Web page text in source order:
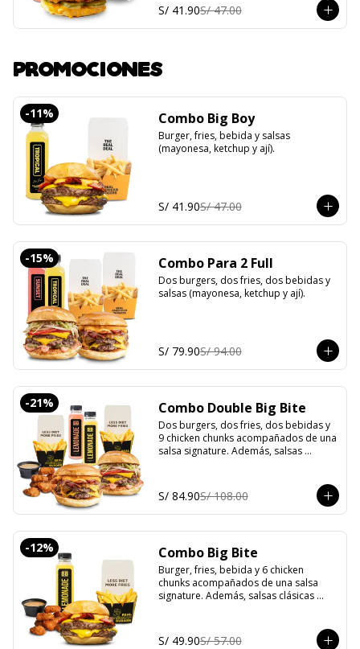
S/ 41.90S/ 47.00
PROMOCIONES
-11% Combo Big Boy
Burger, fries, bebida y salsas
(mayonesa, ketchup y ají).
S/ 41.90S/ 47.00
-15% Combo Para 2 Full
Dos burgers, dos fries, dos bebidas y
salsas (mayonesa, ketchup y ají).
S/ 79.90S/ 94.00
-21% Combo Double Big Bite
Dos burgers, dos fries, dos bebidas y
9 chicken chunks acompañados de una
salsa signature. Además, salsas
S/ 84.90S/ 108.00
-12% Combo Big Bite
Burger, fries, bebida y 6 chicken
chunks acompañados de una salsa
signature. Además, salsas clásicas
S/ 49.90S/ 57.00